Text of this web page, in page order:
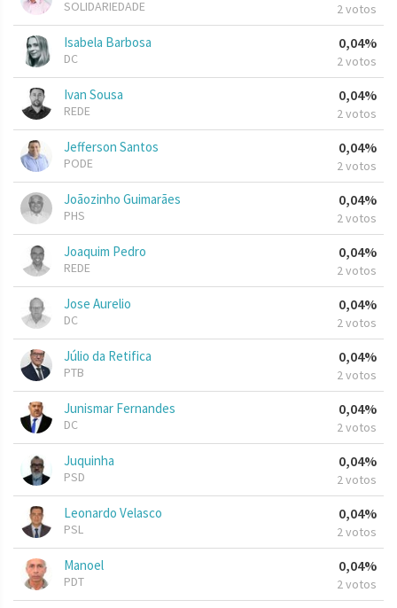
SOLIDARIEDADE 2 votos
Isabela Barbosa
DC
0,04%
2 votos
Ivan Sousa
REDE
0,04%
2 votos
Jefferson Santos
PODE
0,04%
2 votos
Joãozinho Guimarães
PHS
0,04%
2 votos
Joaquim Pedro
REDE
0,04%
2 votos
Jose Aurelio
DC
0,04%
2 votos
Júlio da Retifica
PTB
0,04%
2 votos
Junismar Fernandes
DC
0,04%
2 votos
Juquinha
PSD
0,04%
2 votos
Leonardo Velasco
PSL
0,04%
2 votos
Manoel
PDT
0,04%
2 votos